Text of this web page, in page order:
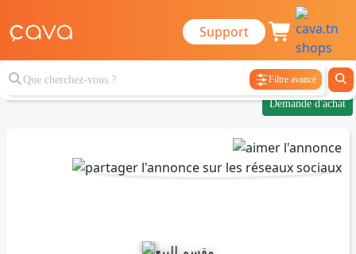
Support
Filtre avancé
Demande d'achat